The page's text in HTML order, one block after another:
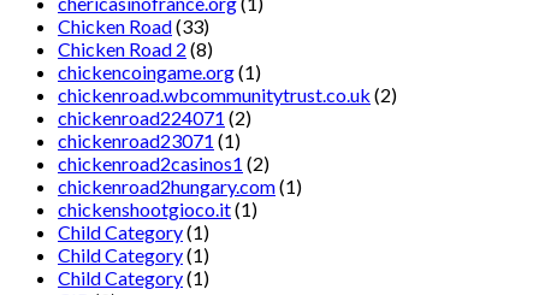
Chicken Road(33)
Chicken Road 2 (8)
chickencoingame.org(1)
chickenroad.wbcommunitytrust.co.uk (2)
chickenroad224071 (2)
chickenroad23071 (1)
chickenroad2casinos1 (2)
chickenroad2hungary.com(1)
chickenshootgioco.it(1)
Child Category(1)
Child Category(1)
Child Category(1)